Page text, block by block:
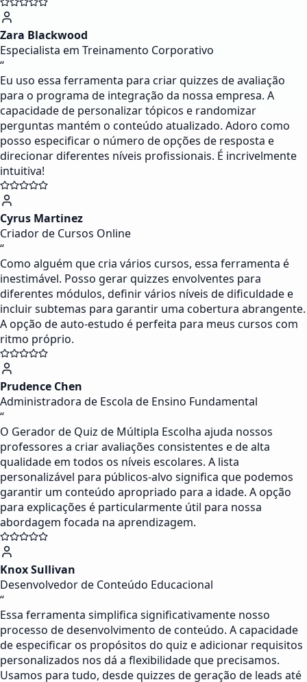
Zara Blackwood
Especialista em Treinamento Corporativo
“
Eu uso essa ferramenta para criar quizzes de avaliação
para o programa de integração da nossa empresa. A
capacidade de personalizar tópicos e randomizar
perguntas mantém o conteúdo atualizado. Adoro como
posso especificar o número de opções de resposta e
direcionar diferentes níveis profissionais. É incrivelmente
intuitiva!
Cyrus Martinez
Criador de Cursos Online
“
Como alguém que cria vários cursos, essa ferramenta é
inestimável. Posso gerar quizzes envolventes para
diferentes módulos, definir vários níveis de dificuldade e
incluir subtemas para garantir uma cobertura abrangente.
A opção de auto-estudo é perfeita para meus cursos com
ritmo próprio.
Prudence Chen
Administradora de Escola de Ensino Fundamental
“
O Gerador de Quiz de Múltipla Escolha ajuda nossos
professores a criar avaliações consistentes e de alta
qualidade em todos os níveis escolares. A lista
personalizável para públicos-alvo significa que podemos
garantir um conteúdo apropriado para a idade. A opção
para explicações é particularmente útil para nossa
abordagem focada na aprendizagem.
Knox Sullivan
Desenvolvedor de Conteúdo Educacional
“
Essa ferramenta simplifica significativamente nosso
processo de desenvolvimento de conteúdo. A capacidade
de especificar os propósitos do quiz e adicionar requisitos
personalizados nos dá a flexibilidade que precisamos.
Usamos para tudo, desde quizzes de geração de leads até